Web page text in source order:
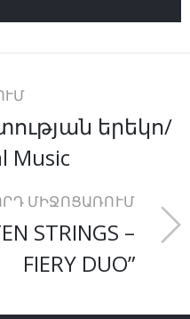
երեկո/
Music
ՄԻՋՈՑԱՌՈՒՄ
STRINGS –
FIERY DUO”